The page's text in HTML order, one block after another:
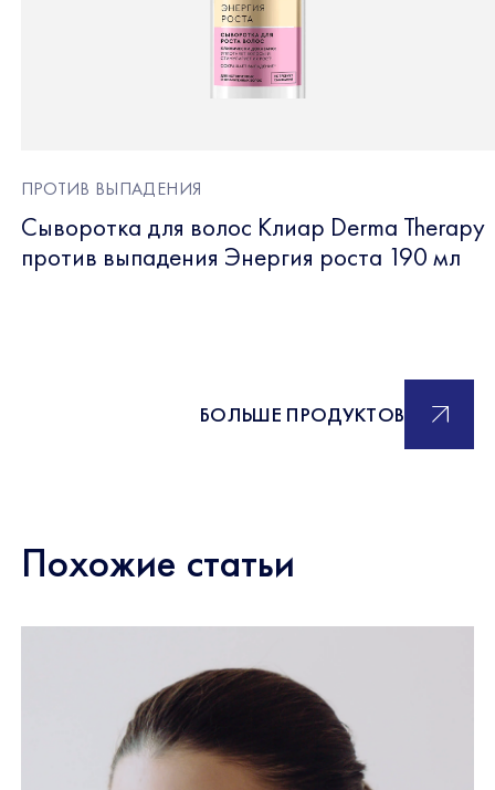
ПРОТИВ ВЫПАДЕНИЯ
Сыворотка для волос Клиар Derma Therapy
против выпадения Энергия роста 190 мл
БОЛЬШЕ ПРОДУКТОВ
Похожие статьи